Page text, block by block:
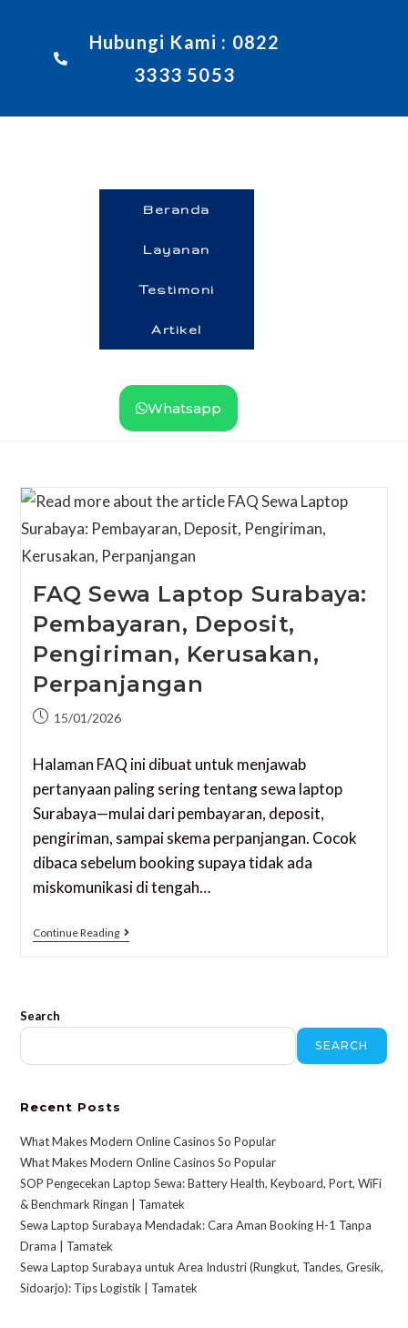
Hubungi Kami : 0822
3333 5053
Beranda
Layanan
Testimoni
Artikel
Whatsapp
FAQ Sewa Laptop Surabaya:
Pembayaran, Deposit,
Pengiriman, Kerusakan,
Perpanjangan
15/01/2026
Halaman FAQ ini dibuat untuk menjawab
pertanyaan paling sering tentang sewa laptop
Surabaya—mulai dari pembayaran, deposit,
pengiriman, sampai skema perpanjangan. Cocok
dibaca sebelum booking supaya tidak ada
miskomunikasi di tengah…
Continue Reading
Search
SEARCH
Recent Posts
What Makes Modern Online Casinos So Popular
What Makes Modern Online Casinos So Popular
SOP Pengecekan Laptop Sewa: Battery Health, Keyboard, Port, WiFi
& Benchmark Ringan | Tamatek
Sewa Laptop Surabaya Mendadak: Cara Aman Booking H-1 Tanpa
Drama | Tamatek
Sewa Laptop Surabaya untuk Area Industri (Rungkut, Tandes, Gresik,
Sidoarjo): Tips Logistik | Tamatek